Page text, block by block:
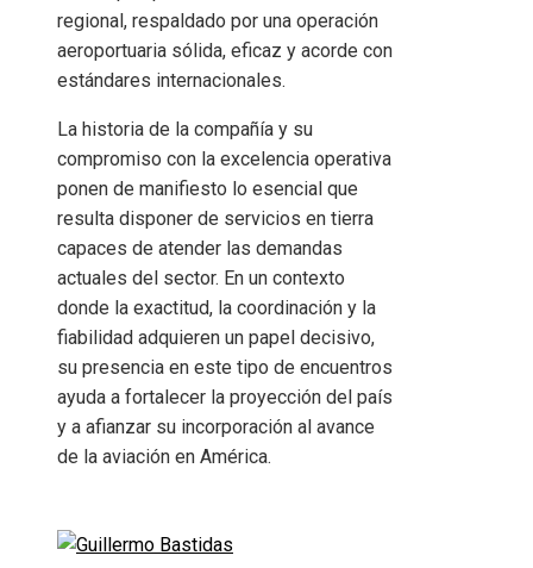
regional, respaldado por una operación
aeroportuaria sólida, eficaz y acorde con
estándares internacionales.
La historia de la compañía y su
compromiso con la excelencia operativa
ponen de manifiesto lo esencial que
resulta disponer de servicios en tierra
capaces de atender las demandas
actuales del sector. En un contexto
donde la exactitud, la coordinación y la
fiabilidad adquieren un papel decisivo,
su presencia en este tipo de encuentros
ayuda a fortalecer la proyección del país
y a afianzar su incorporación al avance
de la aviación en América.